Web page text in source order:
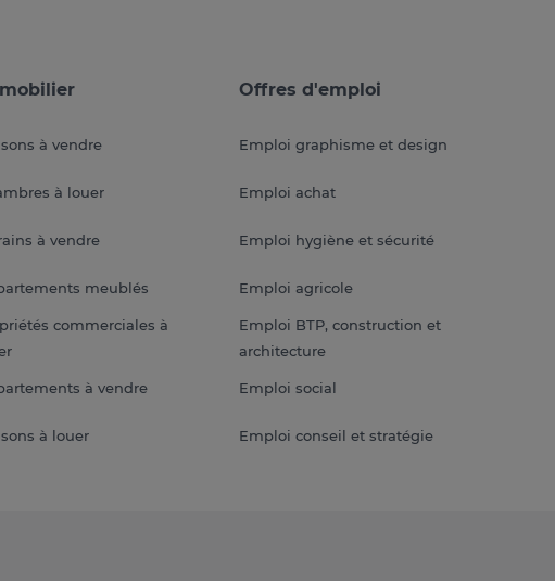
à vendre
à louer
à vendre
meublés
commerciales à
à vendre
à louer
Offres d'emploi
Emploi graphisme et design
Emploi achat
Emploi hygiène et sécurité
Emploi agricole
Emploi BTP, construction et
architecture
Emploi social
Emploi conseil et stratégie